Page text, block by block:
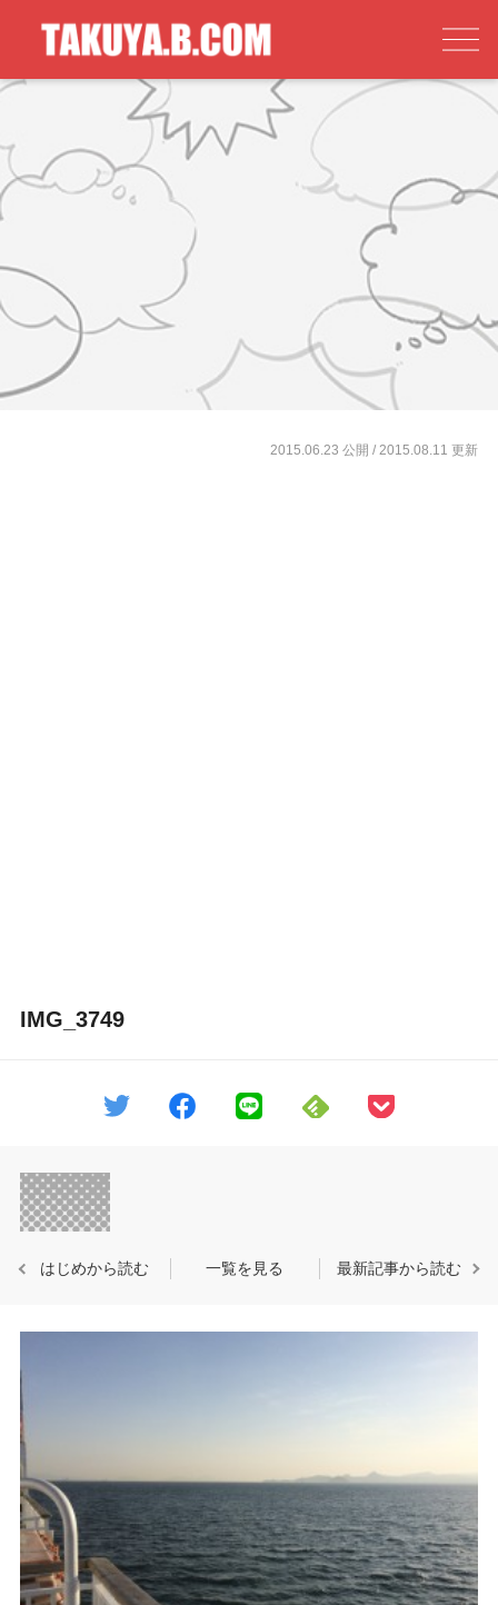
2015.06.23 公開/ 2015.08.11 更新
IMG_3749
はじめから読む 一覧を見る 最新記事から読む